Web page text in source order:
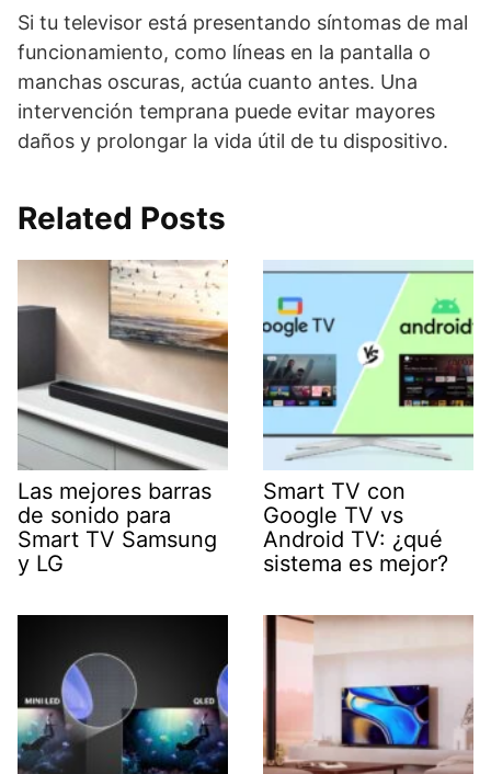
Si tu televisor está presentando síntomas de mal
funcionamiento, como líneas en la pantalla o
manchas oscuras, actúa cuanto antes. Una
intervención temprana puede evitar mayores
daños y prolongar la vida útil de tu dispositivo.
Related Posts
Las mejores barras
de sonido para
Smart TV Samsung
y LG
Smart TV con
Google TV vs
Android TV: ¿qué
sistema es mejor?